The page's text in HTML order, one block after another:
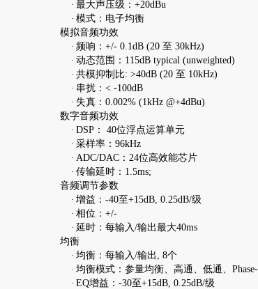
· 最大声压级：+20dBu
· 模式：电子均衡
模拟音频功效
· 频响：+/- 0.1dB (20 至 30kHz)
· 动态范围：115dB typical (unweighted)
· 共模抑制比: >40dB (20 至 10kHz)
· 串扰：< -100dB
· 失真：0.002% (1kHz @+4dBu)
数字音频功效
· DSP： 40位浮点运算单元
· 采样率：96kHz
· ADC/DAC：24位高效能芯片
· 传输延时：1.5ms;
音频调节参数
· 增益：-40至+15dB, 0.25dB/级
· 相位：+/-
· 延时：每输入/输出最大40ms
均衡
· 均衡：每输入/输出, 8个
· 均衡模式：参量均衡、高通、低通、Phase-
· EQ增益：-30至+15dB, 0.25dB/级